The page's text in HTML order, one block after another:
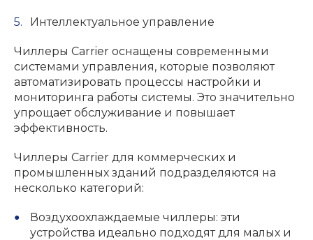
Интеллектуальное управление
Чиллеры Carrier оснащены современными
системами управления, которые позволяют
автоматизировать процессы настройки и
мониторинга работы системы. Это значительно
упрощает обслуживание и повышает
эффективность.
Чиллеры Carrier для коммерческих и
промышленных зданий подразделяются на
несколько категорий:
Воздухоохлаждаемые чиллеры: эти
устройства идеально подходят для малых и